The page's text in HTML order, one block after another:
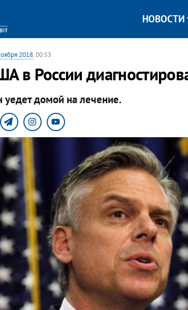
НОВОСТИ
2018, 00:53
в России
домой на лечение.